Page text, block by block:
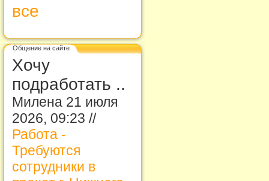
все
Общение на сайте
Хочу
подработать ..
Милена 21 июля
2026, 09:23 //
Работа -
Требуются
сотрудники в